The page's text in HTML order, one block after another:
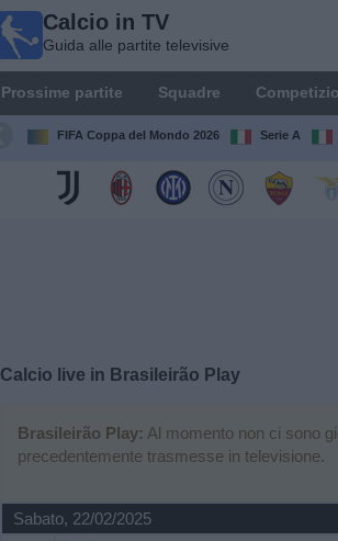
Calcio in TV
Guida alle partite televisive
Prossime partite Squadre
FIFA Coppa del Mondo 2026 Serie A
Calcio live in Brasileirão Play
Brasileirão Play: Al momento non ci sono
precedentemente trasmesse in televisione.
Sabato, 22/02/2025